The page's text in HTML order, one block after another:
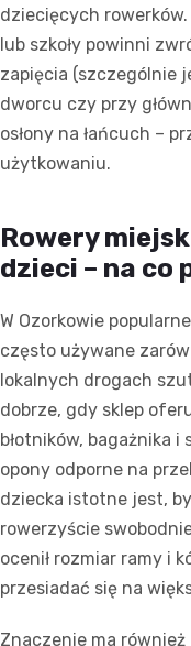
dziecięcych
lub szkoły powinni
zapięcia (szczególnie
dworcu czy przy
osłony na łańcuch –
użytkowaniu.
Rowery
dzieci – na co
W Ozorkowie
często używane
lokalnych drogach
dobrze, gdy sklep
błotników, bagażnika i
opony odporne na
dziecka istotne jest,
rowerzyście
ocenił rozmiar ramy i
przesiadać się na
Znaczenie ma